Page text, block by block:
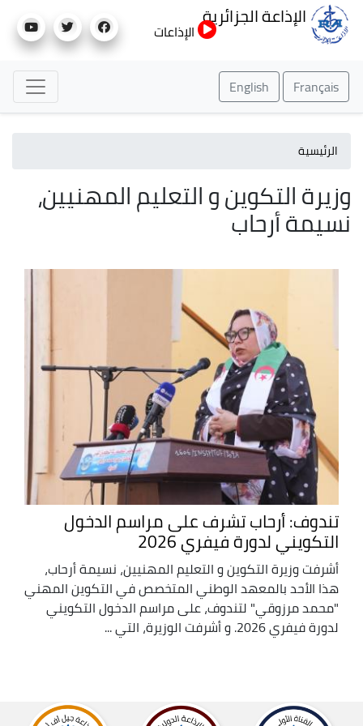
إلى
الإذاعة الجزائرية
الإذاعات
Français
English
الرئيسية
وزيرة التكوين و التعليم المهنيين،
نسيمة أرحاب
تندوف: أرحاب تشرف على مراسم الدخول
التكويني لدورة فيفري 2026
أشرفت وزيرة التكوين و التعليم المهنيين، نسيمة أرحاب،
هذا الأحد بالمعهد الوطني المتخصص في التكوين المهني
"محمد مرزوقي" لتندوف، على مراسم الدخول التكويني
لدورة فيفري 2026. و أشرفت الوزيرة، التي ...